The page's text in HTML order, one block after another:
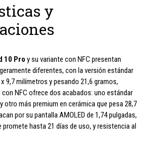
y
10 Pro y su variante con NFC presentan
diferentes, con la versión estándar
9,7 milímetros y pesando 21,6 gramos,
NFC ofrece dos acabados: uno estándar
otro más premium en cerámica que pesa 28,7
por su pantalla AMOLED de 1,74 pulgadas,
promete hasta 21 días de uso, y resistencia al